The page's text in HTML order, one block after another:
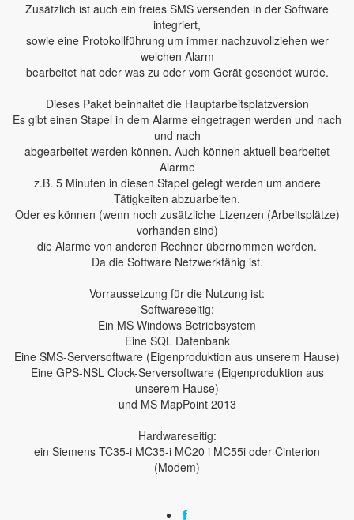
Zusätzlich ist auch ein freies SMS versenden in der Software
integriert,
sowie eine Protokollführung um immer nachzuvollziehen wer
welchen Alarm
bearbeitet hat oder was zu oder vom Gerät gesendet wurde.
Dieses Paket beinhaltet die Hauptarbeitsplatzversion
Es gibt einen Stapel in dem Alarme eingetragen werden und nach
und nach
abgearbeitet werden können. Auch können aktuell bearbeitet
Alarme
z.B. 5 Minuten in diesen Stapel gelegt werden um andere
Tätigkeiten abzuarbeiten.
Oder es können (wenn noch zusätzliche Lizenzen (Arbeitsplätze)
vorhanden sind)
die Alarme von anderen Rechner übernommen werden.
Da die Software Netzwerkfähig ist.
Vorraussetzung für die Nutzung ist:
Softwareseitig:
Ein MS Windows Betriebsystem
Eine SQL Datenbank
Eine SMS-Serversoftware (Eigenproduktion aus unserem Hause)
Eine GPS-NSL Clock-Serversoftware (Eigenproduktion aus
unserem Hause)
und MS MapPoint 2013
Hardwareseitig:
ein Siemens TC35-i MC35-i MC20 i MC55i oder Cinterion
(Modem)